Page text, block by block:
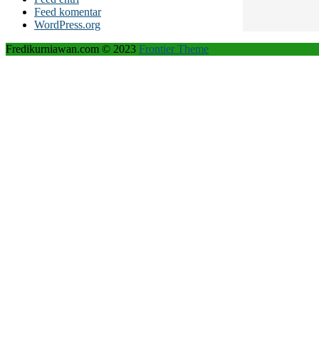
Feed komentar
WordPress.org
Fredikurniawan.com © 2023 Frontier Theme